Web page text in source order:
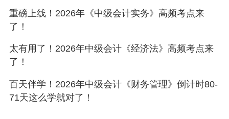
重磅上线！2026年《中级会计实务》高频考点来
了！
太有用了！2026年中级会计《经济法》高频考点来
了！
百天伴学！2026年中级会计《财务管理》倒计时80-
71天这么学就对了！